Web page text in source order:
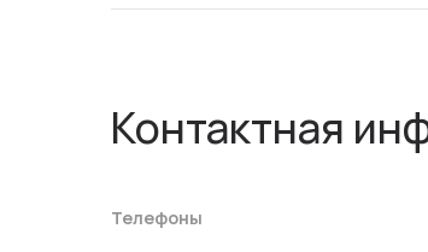
Контактная
Телефоны